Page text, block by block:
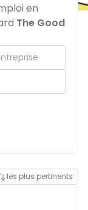
en
The Good
les plus pertinents